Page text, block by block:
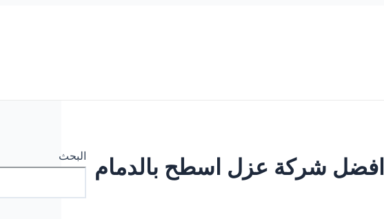
افضل شركة عزل اسطح بالدمام
البحث